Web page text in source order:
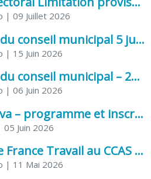
| 09 Juillet 2026
Compte rendu conseil municipal 5 juin 2026 sénatoriale
| 15 Juin 2026
Compte rendu conseil municipal – 21 avril 2026
| 06 Juin 2026
Tribu de Nava – programme et inscriptions été 2026
05 Juin 2026
Permanence France Travail au CCAS de Saujon Juin 2026
| 11 Mai 2026